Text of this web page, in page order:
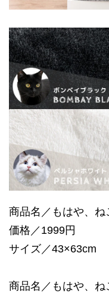
商品名／もはや、ね
価格／1999円
サイズ／43×63cm
商品名／もはや、ね